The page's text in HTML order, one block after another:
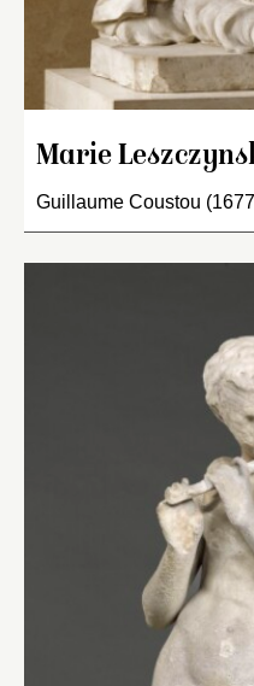
Marie
Guillaume Coustou